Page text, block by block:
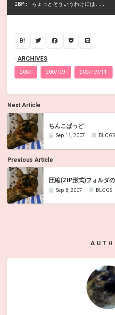
B!
ARCHIVES
2007 2007/09 2007/09/11
Next Article
ちんこぱっど
Sep 11, 2007 BLOGS
Previous Article
圧縮(ZIP形式)フォルダ
Sep 8, 2007 BLOGS